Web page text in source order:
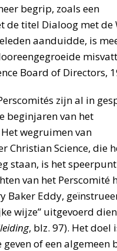
begrip, zoals een
de titel Dialoog met de
aanduidde, is
Board of Directors,
zijn al in
beginjaren van het
wegruimen van
Christian Science, die
staan, is het
van het Perscomité
Baker Eddy,
wijze” uitgevoerd
, blz. 97). Het doel
of een algemeen